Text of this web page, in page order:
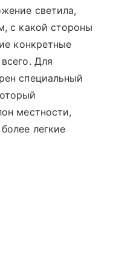
светила,
с какой стороны
конкретные
Для
специальный
местности,
легкие